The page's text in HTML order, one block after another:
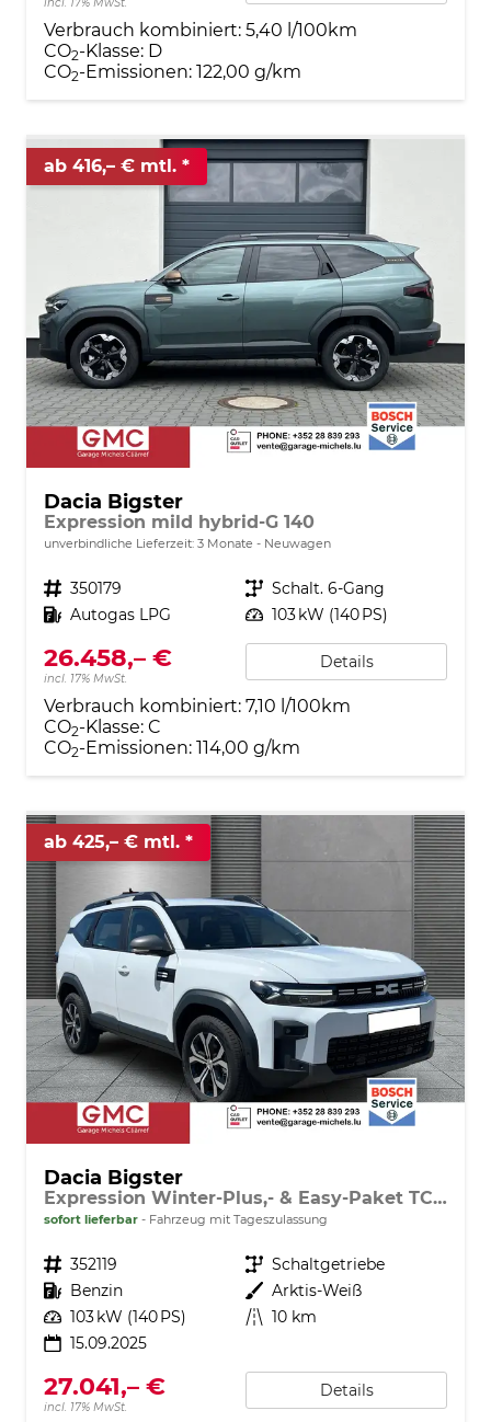
Verbrauch kombiniert: 5,40 l/100km
CO2-Klasse: D
CO2-Emissionen: 122,00 g/km
ab 416,– € mtl.
Dacia Bigster
Expression mild hybrid-G 140
unverbindliche Lieferzeit: 3 Monate Neuwagen
Fahrzeugnr. 350179 Getriebe Schalt. 6-Gang
Kraftstoff Autogas LPG Leistung 103 kW (140 PS)
26.458,– €
incl. 17% MwSt.
Details
Verbrauch kombiniert: 7,10 l/100km
CO2-Klasse: C
CO2-Emissionen: 114,00 g/km
ab 425,– € mtl.
Dacia Bigster
Expression Winter-Plus,- & Easy-Paket TCe 140
sofort lieferbar Fahrzeug mit Tageszulassung
Fahrzeugnr. 352119 Getriebe Schaltgetriebe
Kraftstoff Benzin Außenfarbe Arktis-Weiß
Leistung 103 kW (140 PS) Kilometerstand 10 km
15.09.2025
27.041,– €
incl. 17% MwSt.
Details